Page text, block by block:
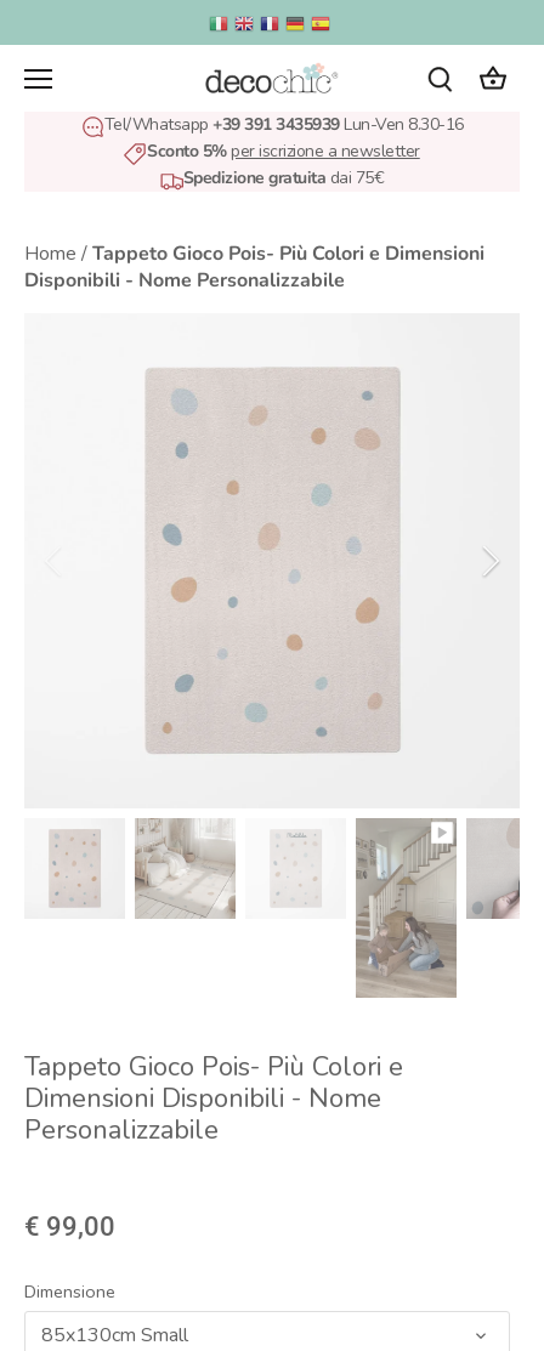
al
contenuto
Tel/Whatsapp +39 391 3435939Lun-Ven 8.30-16
Sconto 5%per iscrizione a newsletter
Spedizione gratuita dai 75€
Home /Tappeto Gioco Pois- Più Colori e Dimensioni
Disponibili - Nome Personalizzabile
Tappeto Gioco Pois- Più Colori e
Dimensioni Disponibili - Nome
Personalizzabile
€ 99,00
Dimensione
85x130cm Small